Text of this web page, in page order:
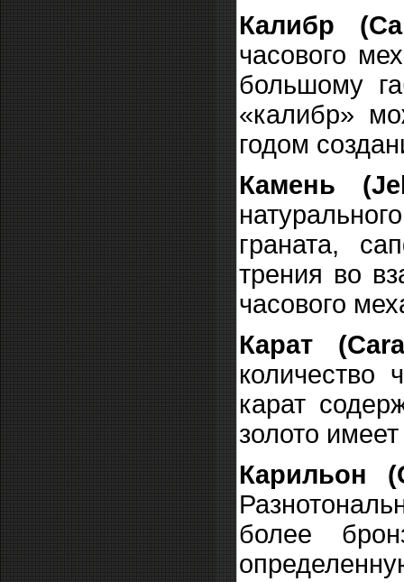
Калибр
часового
большому
«калибр»
годом
Камень
граната,
трения во
часового
Карат
количество
карат
золото
Карильон
более